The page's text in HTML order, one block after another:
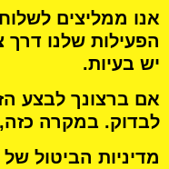
אנו ממליצים
הפעילות שלנו
יש בעיות.
אם ברצונך לבצע
לבדוק. במקרה
מדיניות הביטול של STREET KART מאפשרת לבטל רק